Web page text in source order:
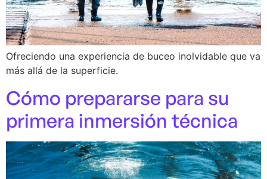
Ofreciendo una experiencia de buceo inolvidable que va
más allá de la superficie.
Cómo prepararse para su
primera inmersión técnica